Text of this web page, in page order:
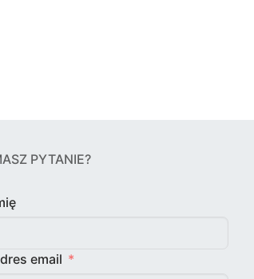
PYTANIE?
email